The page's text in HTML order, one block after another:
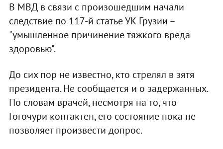
В МВД в связи с произошедшим начали
следствие по 117-й статье УК Грузии –
"умышленное причинение тяжкого вреда
здоровью".
До сих пор не известно, кто стрелял в зятя
президента. Не сообщается и о задержанных.
По словам врачей, несмотря на то, что
Гогочури контактен, его состояние пока не
позволяет произвести допрос.